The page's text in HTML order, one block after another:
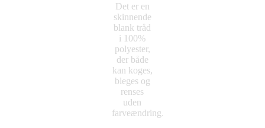
Det er en
skinnende
blank tråd
i 100%
polyester,
der både
kan koges,
bleges og
renses
uden
farveændring.